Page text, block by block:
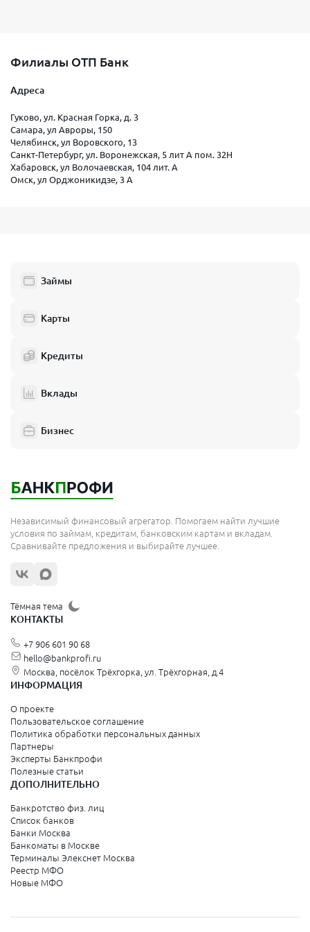
Филиалы ОТП Банк
Адреса
Гуково, ул. Красная Горка, д. 3
Самара, ул Авроры, 150
Челябинск, ул Воровского, 13
Санкт-Петербург, ул. Воронежская, 5 лит А пом. 32Н
Хабаровск, ул Волочаевская, 104 лит. А
Омск, ул Орджоникидзе, 3 А
Займы
Карты
Кредиты
Вклады
Бизнес
Независимый финансовый агрегатор. Помогаем найти лучшие
условия по займам, кредитам, банковским картам и вкладам.
Сравнивайте предложения и выбирайте лучшее.
Тёмная тема
КОНТАКТЫ
+7 906 601 90 68
hello@bankprofi.ru
Москва, посёлок Трёхгорка, ул. Трёхгорная, д.4
ИНФОРМАЦИЯ
О проекте
Пользовательское соглашение
Политика обработки персональных данных
Партнеры
Эксперты Банкпрофи
Полезные статьи
ДОПОЛНИТЕЛЬНО
Банкротство физ. лиц
Список банков
Банки Москва
Банкоматы в Москве
Терминалы Элекснет Москва
Реестр МФО
Новые МФО